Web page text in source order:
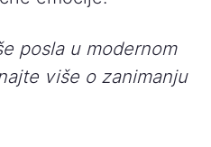
posla u modernom
više o zanimanju